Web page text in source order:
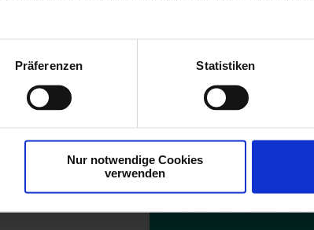
Präferenzen Statistiken
Nur notwendige Cookies
verwenden
digitale
it einem digitalen
Wir verwenden Ihre
der von Ihnen
Inhalte, die für Sie
Benachrichtigungen
Datenschutz finden